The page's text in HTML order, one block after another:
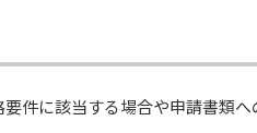
件に該当する場合や申請書類